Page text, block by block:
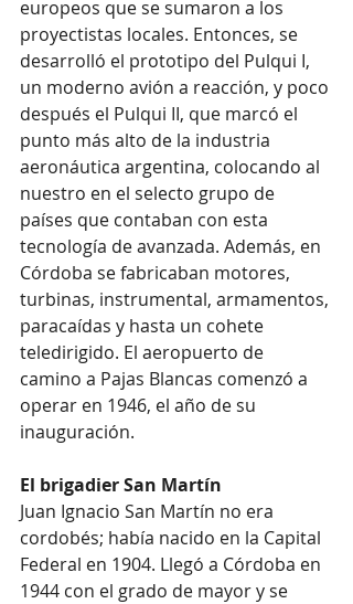
europeos que se sumaron a los
proyectistas locales. Entonces, se
desarrolló el prototipo del Pulqui I,
un moderno avión a reacción, y poco
después el Pulqui II, que marcó el
punto más alto de la industria
aeronáutica argentina, colocando al
nuestro en el selecto grupo de
países que contaban con esta
tecnología de avanzada. Además, en
Córdoba se fabricaban motores,
turbinas, instrumental, armamentos,
paracaídas y hasta un cohete
teledirigido. El aeropuerto de
camino a Pajas Blancas comenzó a
operar en 1946, el año de su
inauguración.
El brigadier San Martín
Juan Ignacio San Martín no era
cordobés; había nacido en la Capital
Federal en 1904. Llegó a Córdoba en
1944 con el grado de mayor y se